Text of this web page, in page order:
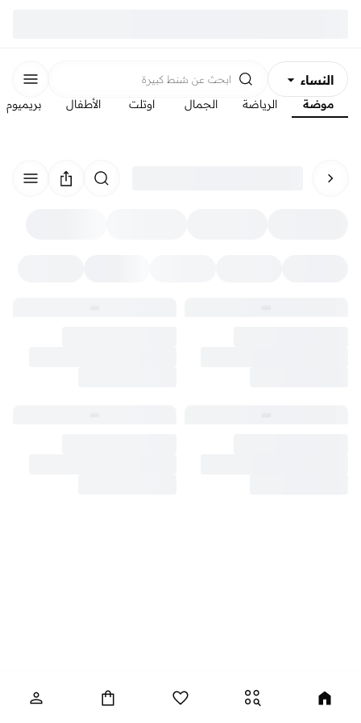
النساء
الرجال
ابحث عن شنط كبيرة
موضة الرياضة الجمال اوتلت الأطفال بريميوم